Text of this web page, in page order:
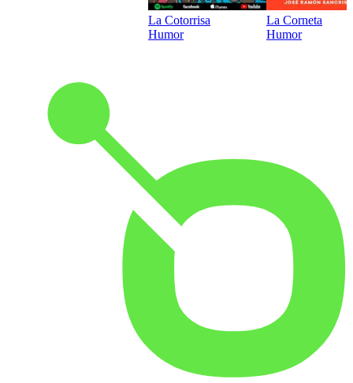
La Cotorrisa
Humor
La Corneta
Humor